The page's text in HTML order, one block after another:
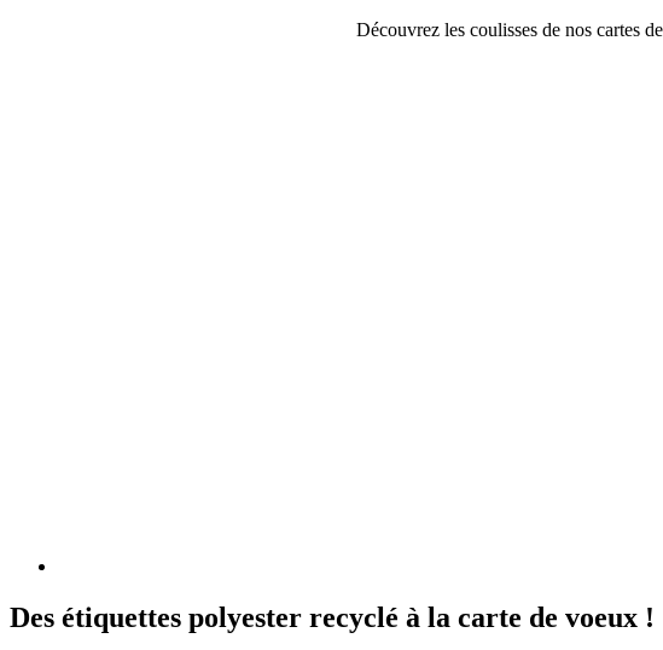
Découvrez les coulisses de nos cartes
Des étiquettes polyester recyclé à la carte de voeux !